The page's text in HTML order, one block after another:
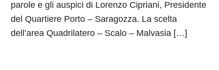
parole e gli auspici di Lorenzo Cipriani, Presidente
del Quartiere Porto – Saragozza. La scelta
dell’area Quadrilatero – Scalo – Malvasia […]